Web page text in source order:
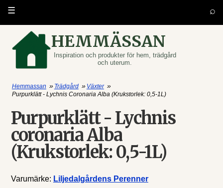
HEMMÄSSAN
Inspiration och produkter för hem, trädgård
och uterum.
☰ ⌕
Hemmassan » Trädgård » Växter »
Purpurklätt - Lychnis Coronaria Alba (Krukstorlek: 0,5-1L)
Purpurklätt - Lychnis
coronaria Alba
(Krukstorlek: 0,5-1L)
Varumärke: Liljedalgårdens Perenner